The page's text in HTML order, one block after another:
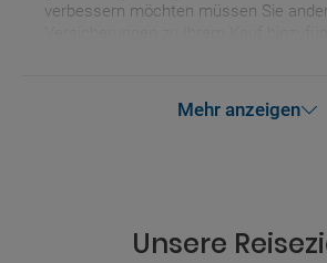
verbessern möchten müssen Sie
Mehr anzeigen
Unsere